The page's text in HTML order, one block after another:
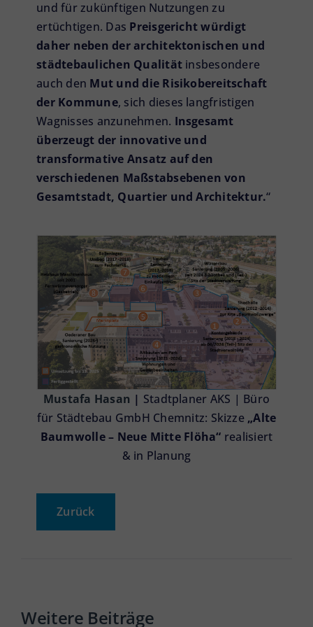
und für zukünftigen Nutzungen zu
ertüchtigen. Das Preisgericht würdigt
daher neben der architektonischen und
städtebaulichen Qualität insbesondere
auch den Mut und die Risikobereitschaft
der Kommune, sich dieses langfristigen
Wagnisses anzunehmen. Insgesamt
überzeugt der innovative und
transformative Ansatz auf den
verschiedenen Maßstabsebenen von
Gesamtstadt, Quartier und Architektur.“
Mustafa Hasan | Stadtplaner AKS | Büro
für Städtebau GmbH Chemnitz: Skizze „Alte
Baumwolle – Neue Mitte Flöha“ realisiert
& in Planung
Zurück
Weitere Beiträge